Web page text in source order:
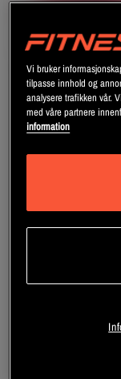
Amino Energy PWO
Optimum Nutrition
Vi bruker
tilpasse innhold og
analysere trafikken vår.
med våre partnere
information